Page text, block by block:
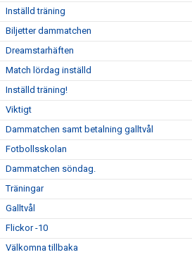
Inställd träning
Biljetter dammatchen
Dreamstarhäften
Match lördag inställd
Inställd träning!
Viktigt
Dammatchen samt betalning galltvål
Fotbollsskolan
Dammatchen söndag.
Träningar
Galltvål
Flickor -10
Välkomna tillbaka